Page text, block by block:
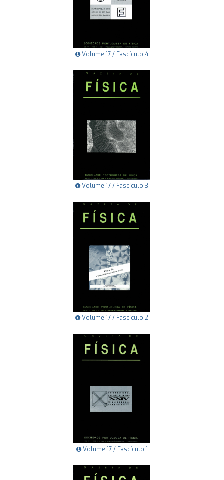
Volume 17 / Fascículo 4
Volume 17 / Fascículo 3
Volume 17 / Fascículo 2
Volume 17 / Fascículo 1